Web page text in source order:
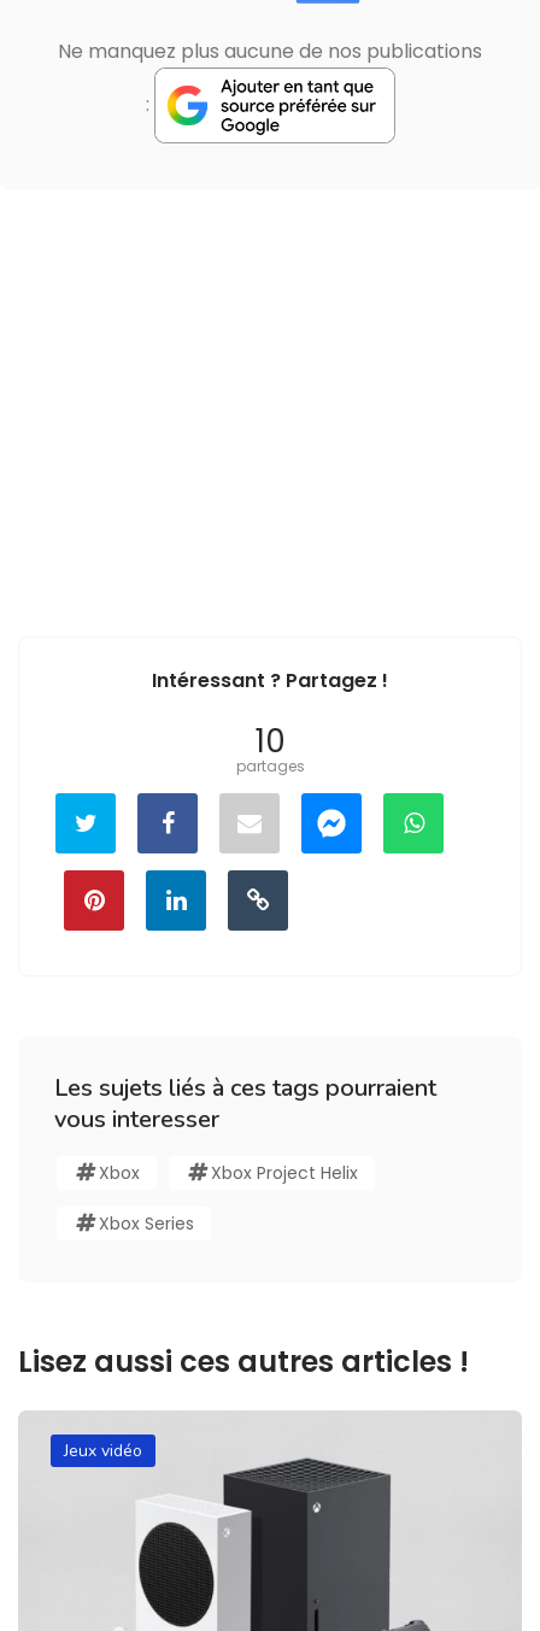
Ne manquez plus aucune de nos publications
:
Intéressant ? Partagez !
10
partages
Les sujets liés à ces tags pourraient
vous interesser
Xbox Xbox Project Helix
Xbox Series
Lisez aussi ces autres articles !
Jeux vidéo